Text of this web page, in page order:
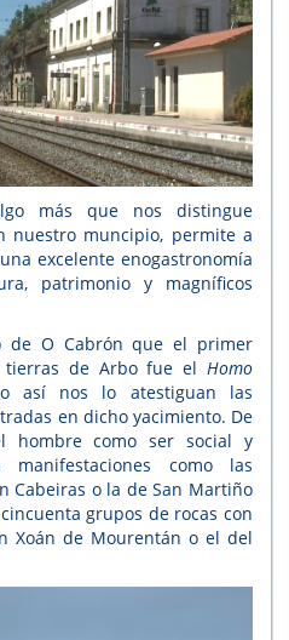
más que nos distingue
nuestro muncipio, permite a
excelente enogastronomía
patrimonio y magníficos
de O Cabrón que el primer
de Arbo fue el Homo
así nos lo atestiguan las
en dicho yacimiento. De
hombre como ser social y
manifestaciones como las
Cabeiras o la de San Martiño
grupos de rocas con
Xoán de Mourentán o el del